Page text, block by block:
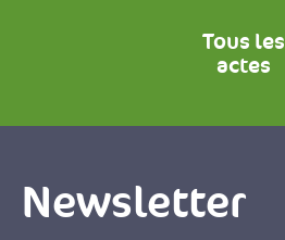
Tous les
actes
Newsletter